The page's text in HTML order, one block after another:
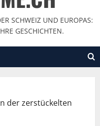
SCHWEIZ UND EUROPAS:
GESCHICHTEN.
der zerstückelten